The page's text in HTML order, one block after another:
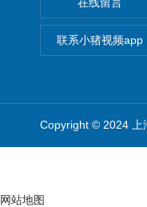
联系小猪视频app
Copyright © 2024 上
网站地图